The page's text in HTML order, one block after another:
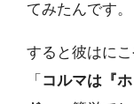
てみたんです。
すると彼はに
「 コルマは『